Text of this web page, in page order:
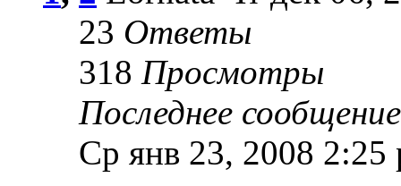
23 Ответы
318 Просмотры
Последнее сообщение
Ср янв 23, 2008 2:25